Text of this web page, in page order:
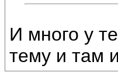
И много у
тему и там